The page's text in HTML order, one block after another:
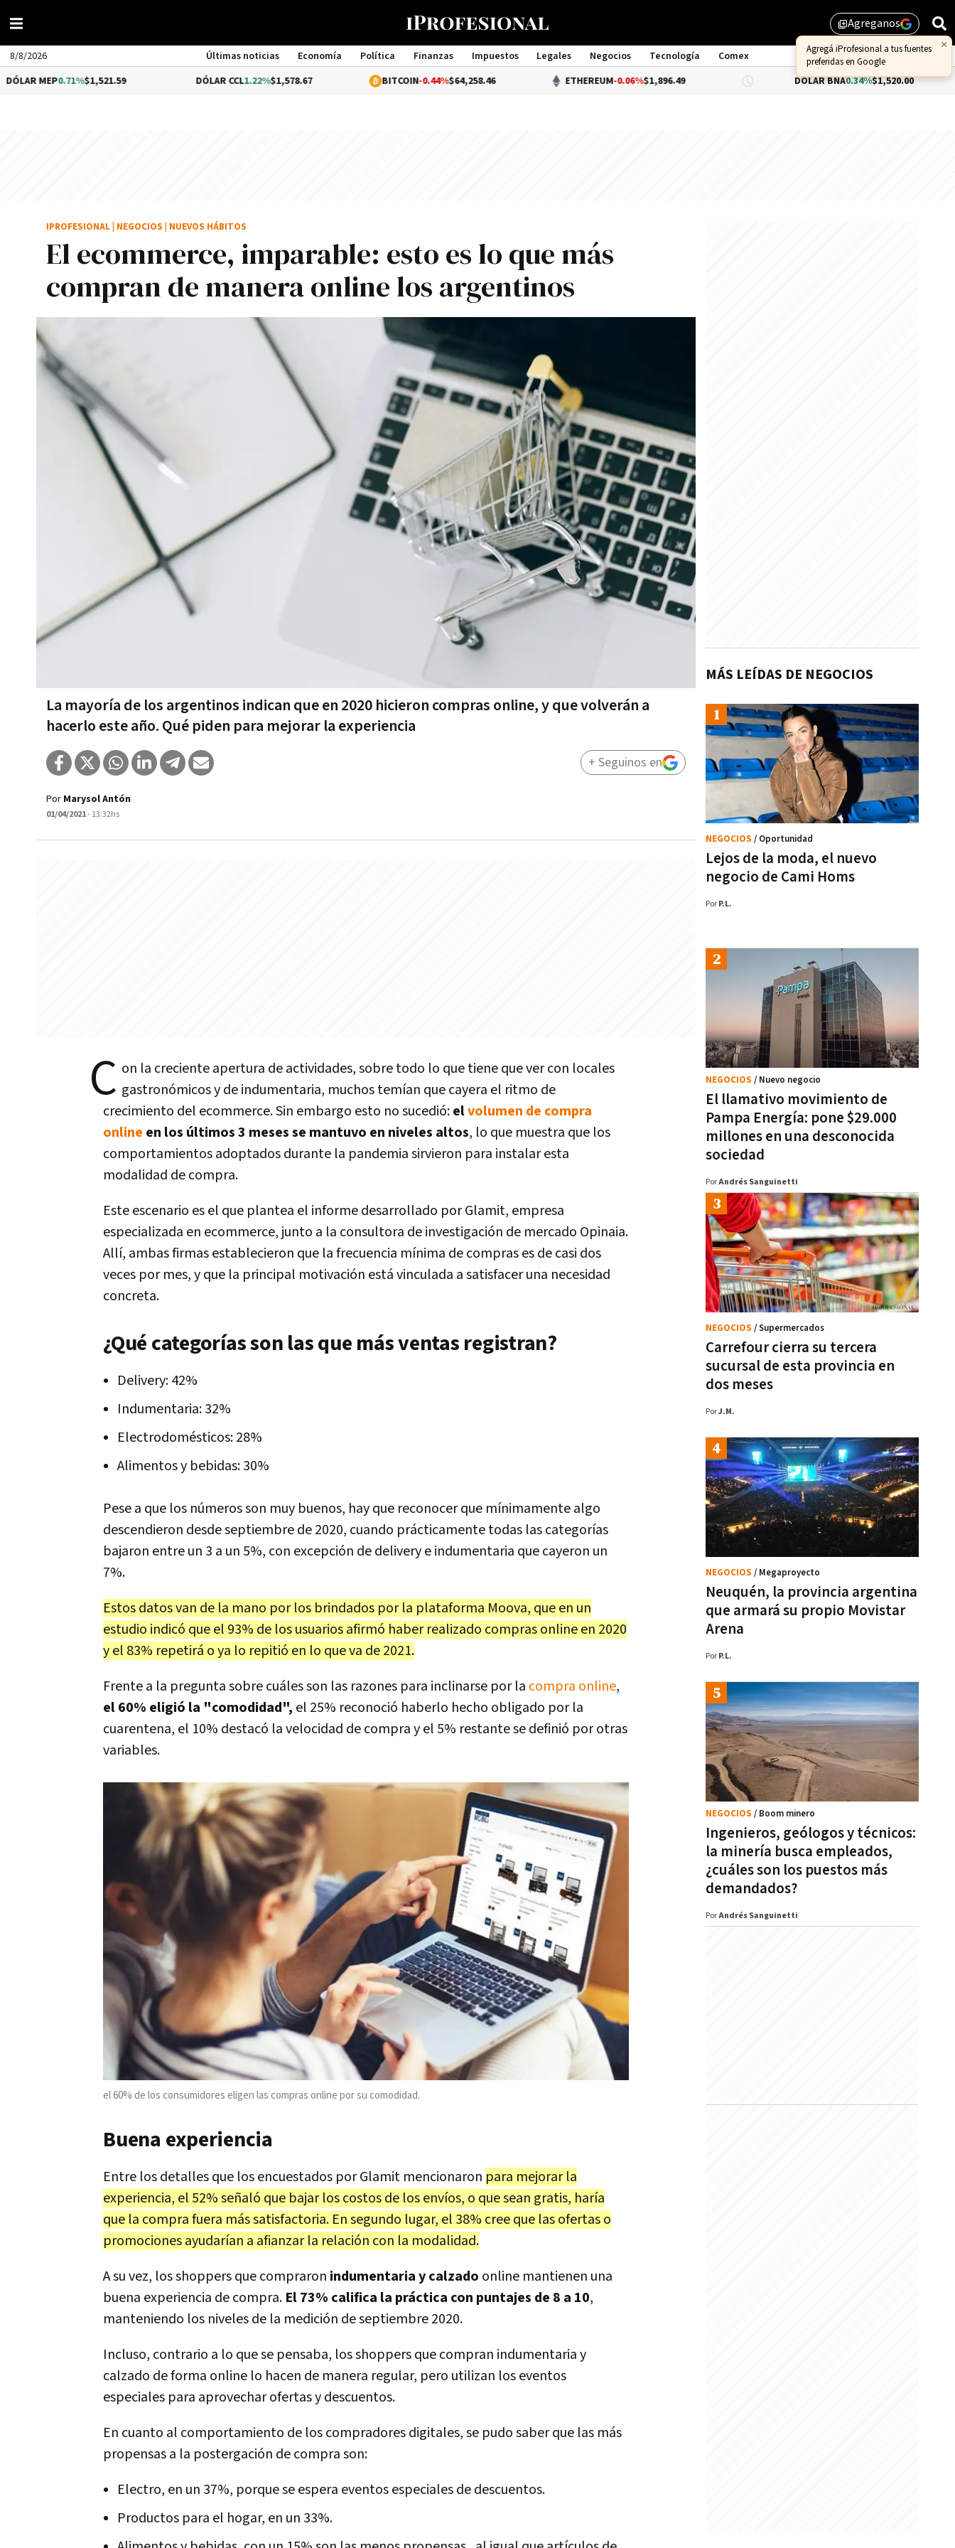
library_addAgreganos
8/8/2026 Últimas noticias Economía Política Finanzas Impuestos Legales Negocios Tecnología
Comex
Management
$1,521.59 1.22%$1,578.67 -0.44%$64,258.46 ETHEREUM-0.06%$1,896.49 DÓLAR BNA 0.34%$1,520.00
El ecommerce, imparable: esto es lo que más
compran de manera online los argentinos
La mayoría de los argentinos indican que en 2020 hicieron compras online, y que volverán a
hacerlo este año. Qué piden para mejorar la experiencia
IPROFESIONAL NEGOCIOS NUEVOS HÁBITOS
Por Marysol Antón
01/04/2021- 13:32hs
+ Seguinos en
C on la creciente apertura de actividades, sobre todo lo que tiene que ver con locales
gastronómicos y de indumentaria, muchos temían que cayera el ritmo de
crecimiento del ecommerce. Sin embargo esto no sucedió:elvolumen de compra
online en los últimos 3 meses se mantuvo en niveles altos, lo que muestra que los
comportamientos adoptados durante la pandemia sirvieron para instalar esta
modalidad de compra.
Este escenario es el que plantea el informe desarrollado por Glamit, empresa
especializada en ecommerce, junto a la consultora de investigación de mercado Opinaia.
Allí, ambas firmas establecieron que la frecuencia mínima de compras es de casi dos
veces por mes, y que la principal motivación está vinculada a satisfacer una necesidad
concreta.
¿Qué categorías son las que más ventas registran?
Delivery: 42%
Indumentaria: 32%
Electrodomésticos: 28%
Alimentos y bebidas: 30%
Pese a que los números son muy buenos, hay que reconocer que mínimamente algo
descendieron desde septiembre de 2020, cuando prácticamente todas las categorías
bajaron entre un 3 a un 5%, con excepción de delivery e indumentaria que cayeron un
7%.
Estos datos van de la mano por los brindados por la plataforma Moova, que en un
estudio indicó que el 93% de los usuarios afirmó haber realizado compras online en 2020
y el 83% repetirá o ya lo repitió en lo que va de 2021.
Frente a la pregunta sobre cuáles son las razones para inclinarse por la compra online,
el 60% eligió la "comodidad", el 25% reconoció haberlo hecho obligado por la
cuarentena, el 10% destacó la velocidad de compra y el 5% restante se definió por otras
variables.
el 60% de los consumidores eligen las compras online por su comodidad.
Buena experiencia
Entre los detalles que los encuestados por Glamit mencionaron para mejorar la
experiencia, el 52% señaló que bajar los costos de los envíos, o que sean gratis, haría
que la compra fuera más satisfactoria. En segundo lugar, el 38% cree que las ofertas o
promociones ayudarían a afianzar la relación con la modalidad.
A su vez, los shoppers que compraron indumentaria y calzado online mantienen una
buena experiencia de compra. El 73% califica la práctica con puntajes de 8 a 10,
manteniendo los niveles de la medición de septiembre 2020.
Incluso, contrario a lo que se pensaba, los shoppers que compran indumentaria y
calzado de forma online lo hacen de manera regular, pero utilizan los eventos
especiales para aprovechar ofertas y descuentos.
En cuanto al comportamiento de los compradores digitales, se pudo saber que las más
propensas a la postergación de compra son:
Electro, en un 37%, porque se espera eventos especiales de descuentos.
Productos para el hogar, en un 33%.
MÁS LEÍDAS DE NEGOCIOS
Lejos de la moda, el nuevo
negocio de Cami Homs
NEGOCIOS / Oportunidad
Por P.L.
El llamativo movimiento de
Pampa Energía: pone $29.000
millones en una desconocida
sociedad
NEGOCIOS / Nuevo negocio
PorAndrés Sanguinetti
Carrefour cierra su tercera
sucursal de esta provincia en
dos meses
NEGOCIOS / Supermercados
PorJ.M.
Neuquén, la provincia argentina
que armará su propio Movistar
Arena
NEGOCIOS / Megaproyecto
Por P.L.
Ingenieros, geólogos y técnicos:
la minería busca empleados,
¿cuáles son los puestos más
demandados?
NEGOCIOS / Boom minero
PorAndrés Sanguinetti